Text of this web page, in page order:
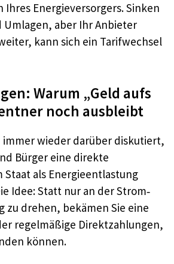
Ihres Energieversorgers. Sinken
aber Ihr Anbieter
kann sich ein Tarifwechsel
Warum „Geld aufs
noch ausbleibt
wieder darüber diskutiert,
Bürger eine direkte
Staat als Energieentlastung
Idee: Statt nur an der Strom‑
zu drehen, bekämen Sie eine
regelmäßige Direktzahlungen,
können.